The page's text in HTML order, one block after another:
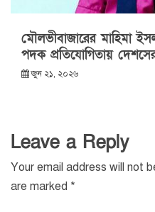
মৌলভীবাজারের মাহিমা
পদক প্রতিযোগিতায়
জুন ২১, ২০২৬
Leave a Reply
Your email address will not
are marked *